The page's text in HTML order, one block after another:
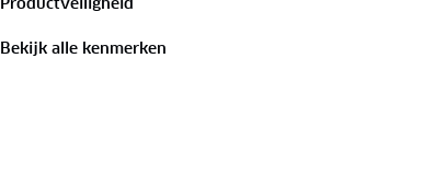
Bekijk alle kenmerken